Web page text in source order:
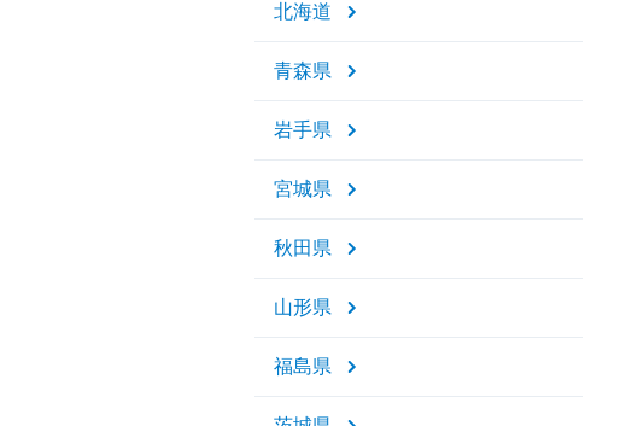
北海道
青森県
岩手県
宮城県
秋田県
山形県
福島県